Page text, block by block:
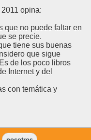
opina:
que no puede faltar en
se precie.
tiene sus buenas
que sigue
de los poco libros
Internet y del
con temática y